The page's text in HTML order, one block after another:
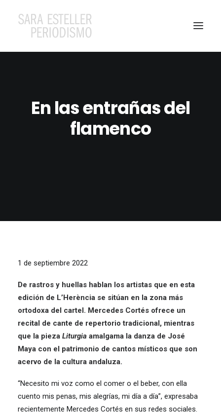
En las entrañas del
flamenco
1 de septiembre 2022
De rastros y huellas hablan los artistas que en esta
edición de L’Herència se sitúan en la zona más
ortodoxa del cartel. Mercedes Cortés ofrece un
recital de cante de repertorio tradicional, mientras
que la pieza Liturgia amalgama la danza de José
Maya con el patrimonio de cantos místicos que son
acervo de la cultura andaluza.
“Necesito mi voz como el comer o el beber, con ella
cuento mis penas, mis alegrías, mi día a día”, expresaba
recientemente Mercedes Cortés en sus redes sociales.